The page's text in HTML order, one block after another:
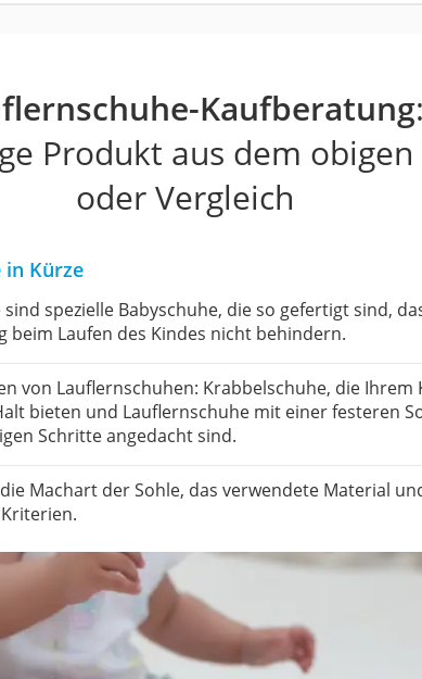
Kaufberatung:
Produkt aus dem
oder Vergleich
in Kürze
spezielle Babyschuhe, die so gefertigt sind,
beim Laufen des Kindes nicht behindern.
von Lauflernschuhen: Krabbelschuhe, die Ihrem
bieten und Lauflernschuhe mit einer festeren
Schritte angedacht sind.
Machart der Sohle, das verwendete Material